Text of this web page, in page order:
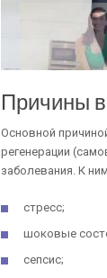
Причины
Основной
регенерации
заболевания. К
стресс;
шоковые
сепсис;